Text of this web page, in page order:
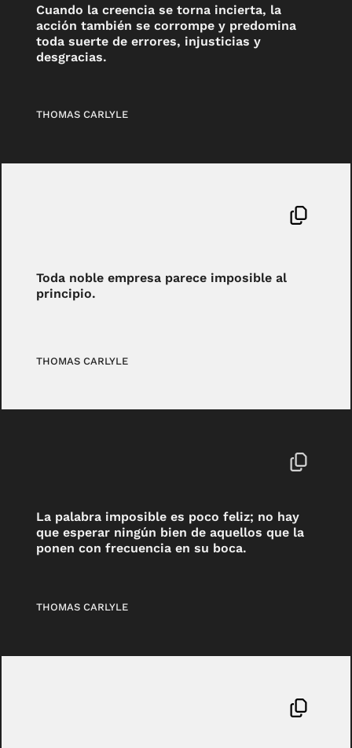
Cuando la creencia se torna incierta, la
acción también se corrompe y predomina
toda suerte de errores, injusticias y
desgracias.
THOMAS CARLYLE
Toda noble empresa parece imposible al
principio.
THOMAS CARLYLE
La palabra imposible es poco feliz; no hay
que esperar ningún bien de aquellos que la
ponen con frecuencia en su boca.
THOMAS CARLYLE